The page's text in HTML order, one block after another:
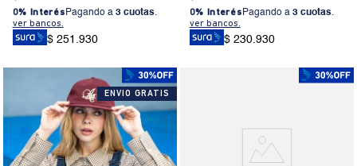
0% Interés Pagando a 3 cuotas.
ver bancos.
$ 251.930
0% Interés Pagando a 3 cuotas.
ver bancos.
$ 230.930
ENVIO GRATIS